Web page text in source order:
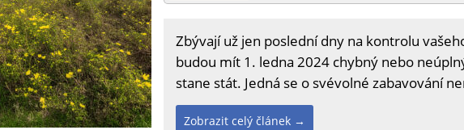
Zbývají už jen poslední dny na kontrolu
budou mít 1. ledna 2024 chybný nebo
stane stát. Jedná se o svévolné zabavování
Zobrazit celý článek →